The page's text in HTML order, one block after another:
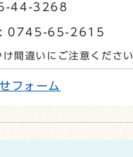
44-3268
: 0745-65-2615
間違いにご注意ください
フォーム